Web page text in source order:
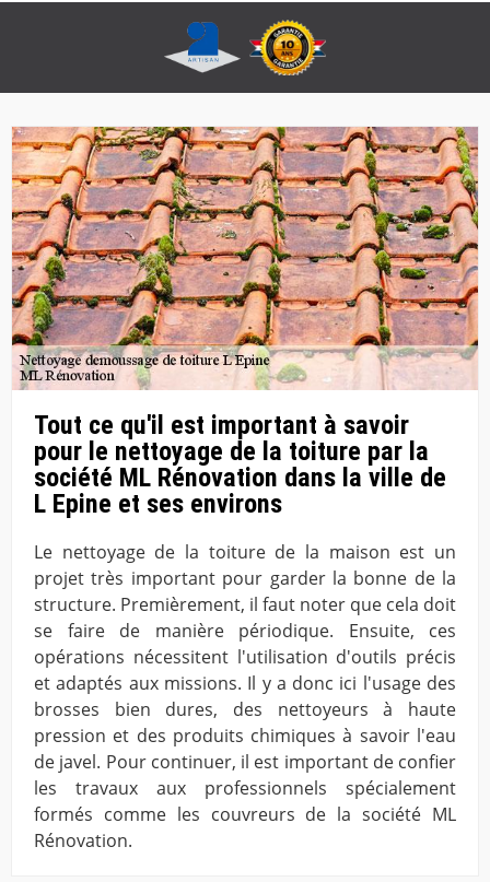
Tout ce qu'il est important à savoir
pour le nettoyage de la toiture par la
société ML Rénovation dans la ville de
L Epine et ses environs
Le nettoyage de la toiture de la maison est un
projet très important pour garder la bonne de la
structure. Premièrement, il faut noter que cela doit
se faire de manière périodique. Ensuite, ces
opérations nécessitent l'utilisation d'outils précis
et adaptés aux missions. Il y a donc ici l'usage des
brosses bien dures, des nettoyeurs à haute
pression et des produits chimiques à savoir l'eau
de javel. Pour continuer, il est important de confier
les travaux aux professionnels spécialement
formés comme les couvreurs de la société ML
Rénovation.